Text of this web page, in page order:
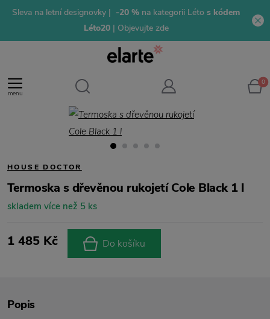
Sleva na letní designovky | -20 % na kategorii Léto s kódem
Léto20 | Objevujte zde
menu
0
HOUSE DOCTOR
Termoska s dřevěnou rukojetí Cole Black 1 l
skladem více než 5 ks
1 485 Kč Do košíku
Popis